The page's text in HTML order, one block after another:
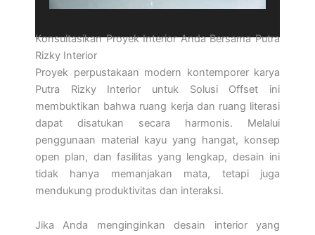
Konsultasikan Proyek Interior Anda Bersama Putra
Rizky Interior
Proyek perpustakaan modern kontemporer karya
Putra Rizky Interior untuk Solusi Offset ini
membuktikan bahwa ruang kerja dan ruang literasi
dapat disatukan secara harmonis. Melalui
penggunaan material kayu yang hangat, konsep
open plan, dan fasilitas yang lengkap, desain ini
tidak hanya memanjakan mata, tetapi juga
mendukung produktivitas dan interaksi.
Jika Anda menginginkan desain interior yang